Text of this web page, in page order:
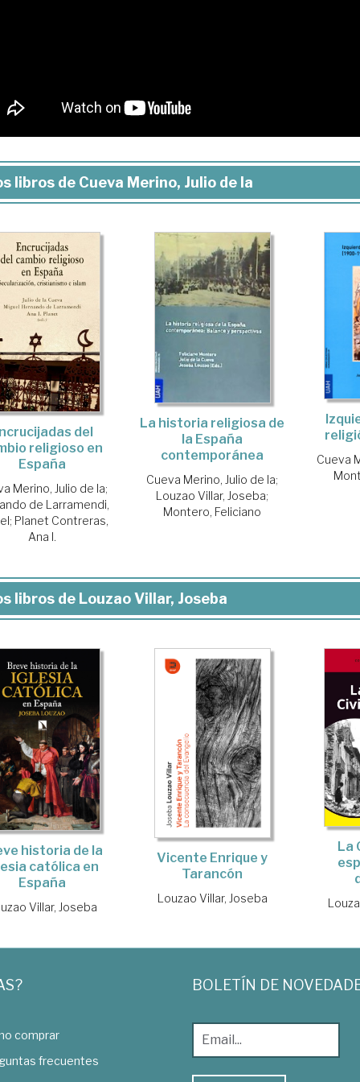
libros de Cueva Merino, Julio de la
del
religioso en
España
Merino, Julio de la;
de Larramendi,
; Planet Contreras,
Ana I.
La historia religiosa de
la España
contemporánea
Cueva Merino, Julio de la;
Louzao Villar, Joseba;
Montero, Feliciano
Cueva
libros de Louzao Villar, Joseba
historia de la
católica en
España
Villar, Joseba
Vicente Enrique y
Tarancón
Louzao Villar, Joseba
La
comprar
frecuentes
BOLETÍN DE